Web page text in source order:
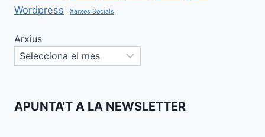
Wordpress Xarxes Socials
Arxius
APUNTA'T A LA NEWSLETTER